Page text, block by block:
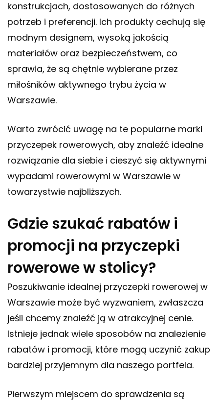
konstrukcjach, dostosowanych do różnych
potrzeb i preferencji. Ich produkty cechują się
modnym designem, wysoką jakością
materiałów oraz bezpieczeństwem, co
sprawia, że są chętnie wybierane przez
miłośników aktywnego trybu życia w
Warszawie.
Warto zwrócić uwagę na te popularne marki
przyczepek rowerowych, aby znaleźć idealne
rozwiązanie dla siebie i cieszyć się aktywnymi
wypadami rowerowymi w Warszawie w
towarzystwie najbliższych.
Gdzie szukać rabatów i
promocji na przyczepki
rowerowe w stolicy?
Poszukiwanie idealnej przyczepki rowerowej w
Warszawie może być wyzwaniem, zwłaszcza
jeśli chcemy znaleźć ją w atrakcyjnej cenie.
Istnieje jednak wiele sposobów na znalezienie
rabatów i promocji, które mogą uczynić zakup
bardziej przyjemnym dla naszego portfela.
Pierwszym miejscem do sprawdzenia są